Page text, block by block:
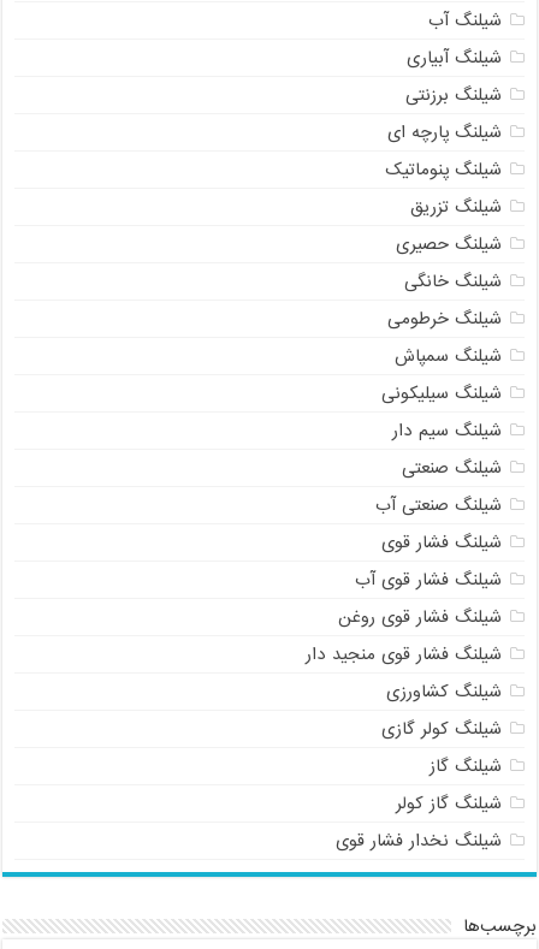
شیلنگ آب
شیلنگ آبیاری
شیلنگ برزنتی
شیلنگ پارچه ای
شیلنگ پنوماتیک
شیلنگ تزریق
شیلنگ حصیری
شیلنگ خانگی
شیلنگ خرطومی
شیلنگ سمپاش
شیلنگ سیلیکونی
شیلنگ سیم دار
شیلنگ صنعتی
شیلنگ صنعتی آب
شیلنگ فشار قوی
شیلنگ فشار قوی آب
شیلنگ فشار قوی روغن
شیلنگ فشار قوی منجید دار
شیلنگ کشاورزی
شیلنگ کولر گازی
شیلنگ گاز
شیلنگ گاز کولر
شیلنگ نخدار فشار قوی
برچسب‌ها